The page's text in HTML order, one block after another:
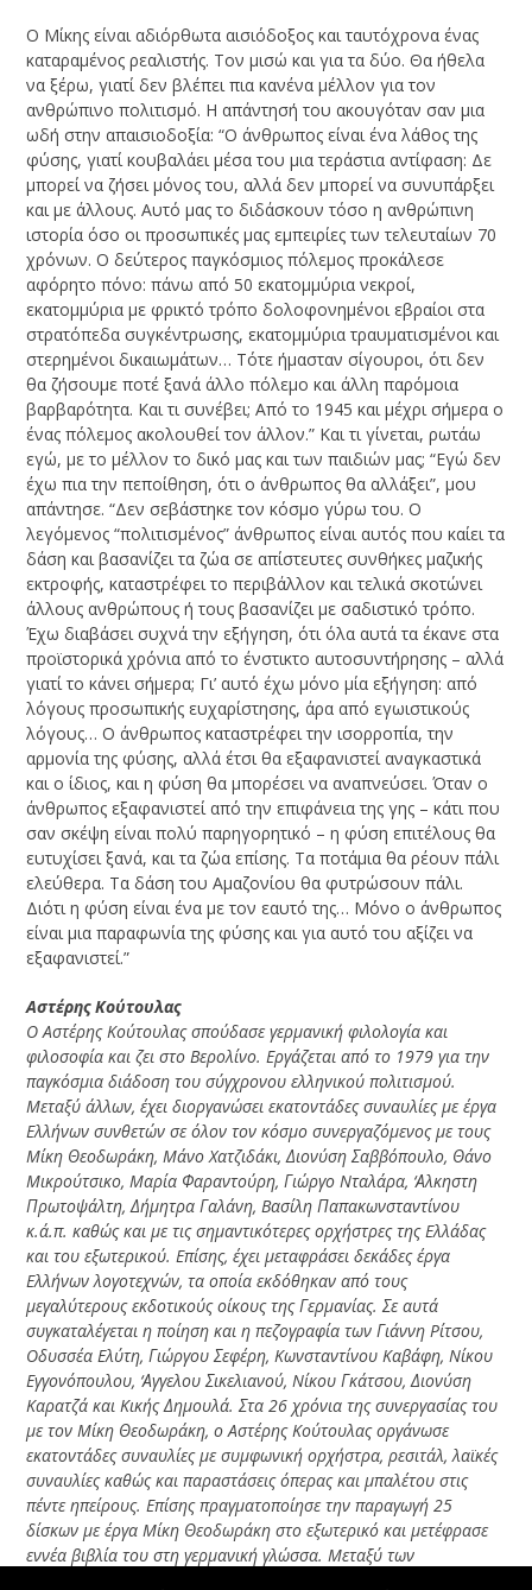
Ο Μίκης είναι αδιόρθωτα αισιόδοξος και ταυτόχρονα ένας
καταραμένος ρεαλιστής. Τον μισώ και για τα δύο. Θα ήθελα
να ξέρω, γιατί δεν βλέπει πια κανένα μέλλον για τον
ανθρώπινο πολιτισμό. Η απάντησή του ακουγόταν σαν μια
ωδή στην απαισιοδοξία: “Ο άνθρωπος είναι ένα λάθος της
φύσης, γιατί κουβαλάει μέσα του μια τεράστια αντίφαση: Δε
μπορεί να ζήσει μόνος του, αλλά δεν μπορεί να συνυπάρξει
και με άλλους. Αυτό μας το διδάσκουν τόσο η ανθρώπινη
ιστορία όσο οι προσωπικές μας εμπειρίες των τελευταίων 70
χρόνων. Ο δεύτερος παγκόσμιος πόλεμος προκάλεσε
αφόρητο πόνο: πάνω από 50 εκατομμύρια νεκροί,
εκατομμύρια με φρικτό τρόπο δολοφονημένοι εβραίοι στα
στρατόπεδα συγκέντρωσης, εκατομμύρια τραυματισμένοι και
στερημένοι δικαιωμάτων… Τότε ήμασταν σίγουροι, ότι δεν
θα ζήσουμε ποτέ ξανά άλλο πόλεμο και άλλη παρόμοια
βαρβαρότητα. Και τι συνέβει; Από το 1945 και μέχρι σήμερα ο
ένας πόλεμος ακολουθεί τον άλλον.” Και τι γίνεται, ρωτάω
εγώ, με το μέλλον το δικό μας και των παιδιών μας; “Εγώ δεν
έχω πια την πεποίθηση, ότι ο άνθρωπος θα αλλάξει”, μου
απάντησε. “Δεν σεβάστηκε τον κόσμο γύρω του. Ο
λεγόμενος “πολιτισμένος” άνθρωπος είναι αυτός που καίει τα
δάση και βασανίζει τα ζώα σε απίστευτες συνθήκες μαζικής
εκτροφής, καταστρέφει το περιβάλλον και τελικά σκοτώνει
άλλους ανθρώπους ή τους βασανίζει με σαδιστικό τρόπο.
Έχω διαβάσει συχνά την εξήγηση, ότι όλα αυτά τα έκανε στα
προϊστορικά χρόνια από το ένστικτο αυτοσυντήρησης – αλλά
γιατί το κάνει σήμερα; Γι’ αυτό έχω μόνο μία εξήγηση: από
λόγους προσωπικής ευχαρίστησης, άρα από εγωιστικούς
λόγους… Ο άνθρωπος καταστρέφει την ισορροπία, την
αρμονία της φύσης, αλλά έτσι θα εξαφανιστεί αναγκαστικά
και ο ίδιος, και η φύση θα μπορέσει να αναπνεύσει. Όταν ο
άνθρωπος εξαφανιστεί από την επιφάνεια της γης – κάτι που
σαν σκέψη είναι πολύ παρηγορητικό – η φύση επιτέλους θα
ευτυχίσει ξανά, και τα ζώα επίσης. Τα ποτάμια θα ρέουν πάλι
ελεύθερα. Τα δάση του Αμαζονίου θα φυτρώσουν πάλι.
Διότι η φύση είναι ένα με τον εαυτό της… Μόνο ο άνθρωπος
είναι μια παραφωνία της φύσης και για αυτό του αξίζει να
εξαφανιστεί.”
Αστέρης Κούτουλας
O Aστέρης Kούτουλας σπούδασε γερμανική φιλολογία και
φιλοσοφία και ζει στο Bερολίνο. Eργάζεται από το 1979 για την
παγκόσμια διάδοση του σύγχρονου ελληνικού πολιτισμού.
Mεταξύ άλλων, έχει διοργανώσει εκατοντάδες συναυλίες με έργα
Eλλήνων συνθετών σε όλον τον κόσμο συνεργαζόμενος με τους
Mίκη Θεοδωράκη, Mάνο Xατζιδάκι, Διονύση Σαββόπουλο, Θάνο
Mικρούτσικο, Mαρία Φαραντούρη, Γιώργο Nταλάρα, ‘Αλκηστη
Πρωτοψάλτη, Δήμητρα Γαλάνη, Bασίλη Παπακωνσταντίνου
κ.ά.π. καθώς και με τις σημαντικότερες ορχήστρες της Eλλάδας
και του εξωτερικού. Eπίσης, έχει μεταφράσει δεκάδες έργα
Eλλήνων λογοτεχνών, τα οποία εκδόθηκαν από τους
μεγαλύτερους εκδοτικούς οίκους της Γερμανίας. Σε αυτά
συγκαταλέγεται η ποίηση και η πεζογραφία των Γιάννη Pίτσου,
Oδυσσέα Eλύτη, Γιώργου Σεφέρη, Kωνσταντίνου Kαβάφη, Nίκου
Eγγονόπουλου, ‘Αγγελου Σικελιανού, Nίκου Γκάτσου, Διονύση
Kαρατζά και Kικής Δημουλά. Στα 26 χρόνια της συνεργασίας του
με τον Mίκη Θεοδωράκη, ο Aστέρης Kούτουλας οργάνωσε
εκατοντάδες συναυλίες με συμφωνική ορχήστρα, ρεσιτάλ, λαϊκές
συναυλίες καθώς και παραστάσεις όπερας και μπαλέτου στις
πέντε ηπείρους. Eπίσης πραγματοποίησε την παραγωγή 25
δίσκων με έργα Mίκη Θεοδωράκη στο εξωτερικό και μετέφρασε
εννέα βιβλία του στη γερμανική γλώσσα. Mεταξύ των